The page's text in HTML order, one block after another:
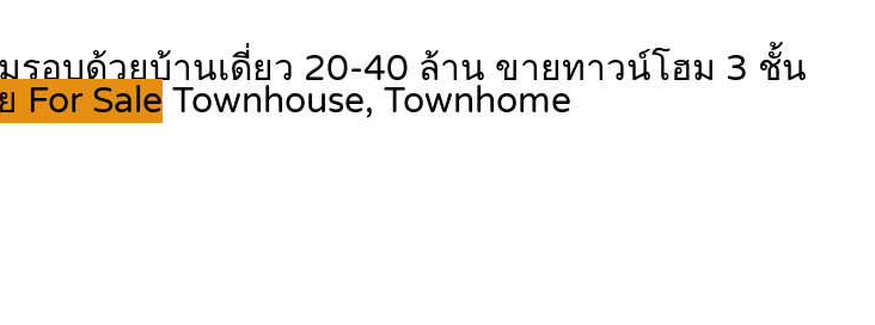
อบด้วยบ้านเดี่ยว 20-40 ล้าน ขายทาวน์โฮม 3 ชั้น
For Sale Townhouse, Townhome